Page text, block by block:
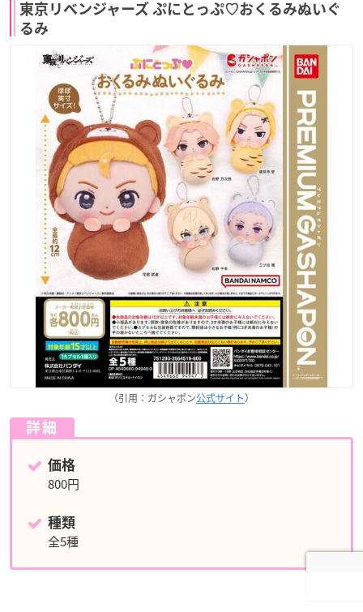
東京リベンジャーズ ぷにとっぷ♡おくるみぬいぐ
るみ
（引用：ガシャポン公式サイト）
詳細
価格
800円
種類
全5種